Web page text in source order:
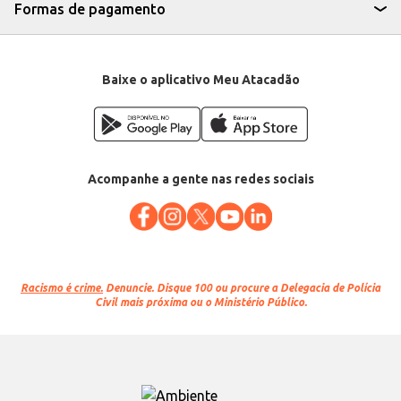
Formas de pagamento
Baixe o aplicativo Meu Atacadão
Acompanhe a gente nas redes sociais
Racismo é crime. Denuncie. Disque 100 ou procure a Delegacia de Polícia
Civil mais próxima ou o Ministério Público.